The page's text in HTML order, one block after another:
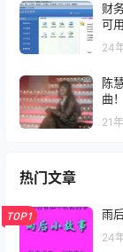
财
可用
24
陈
曲！
21
热门文章
TOP1 雨
24